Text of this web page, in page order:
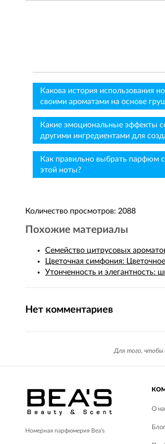
Какова история использования
своими ароматами на основе
Какие эмоциональные эффекты
другими ингредиентами для
Как правильно выбрать парфюм
этой ноты?
Количество просмотров: 2088
Похожие материалы
Семейство цитрусовых
Цветочная симфония:
Утонченность и элегантность:
Нет комментариев
Для того, чтобы
Номерная парфюмерия Bea's
О
Блог